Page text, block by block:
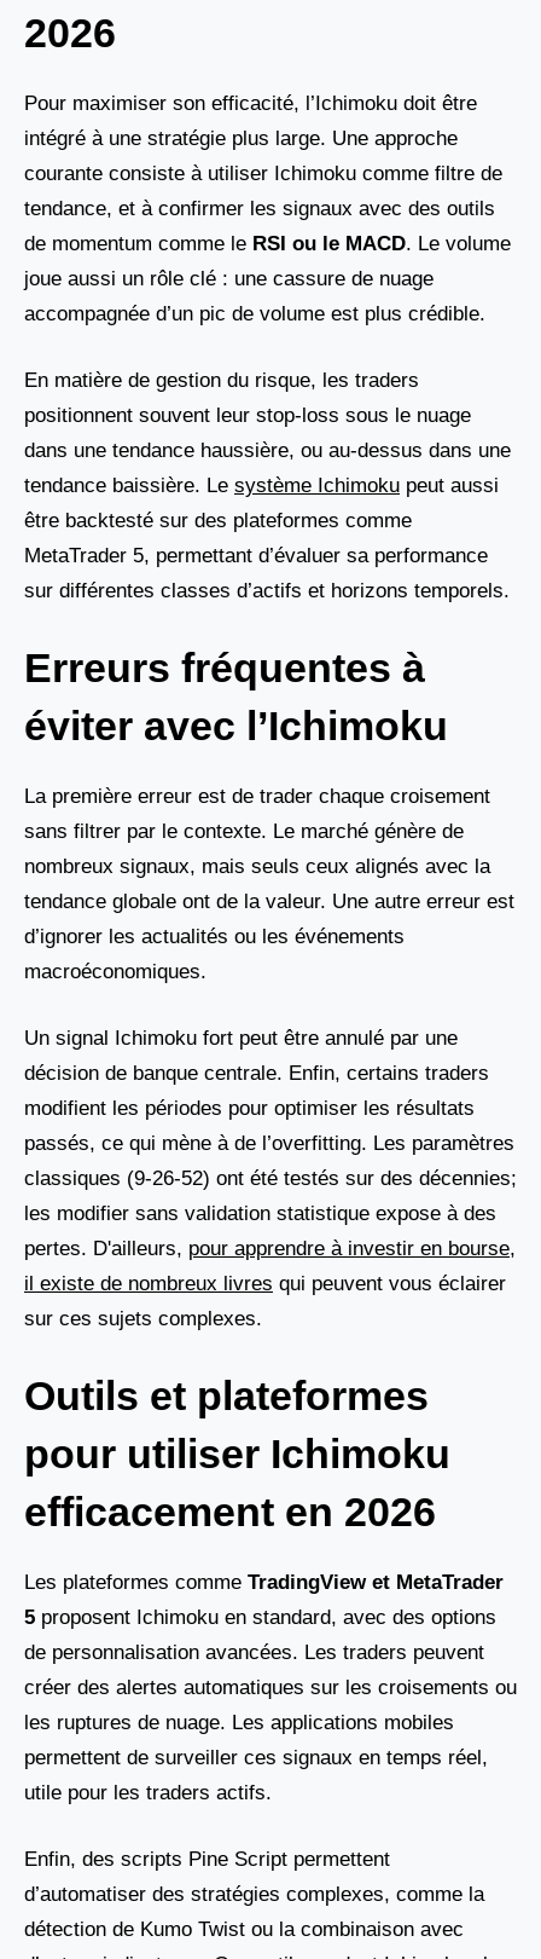
2026
Pour maximiser son efficacité, l’Ichimoku doit être
intégré à une stratégie plus large. Une approche
courante consiste à utiliser Ichimoku comme filtre de
tendance, et à confirmer les signaux avec des outils
de momentum comme le RSI ou le MACD. Le volume
joue aussi un rôle clé : une cassure de nuage
accompagnée d’un pic de volume est plus crédible.
En matière de gestion du risque, les traders
positionnent souvent leur stop-loss sous le nuage
dans une tendance haussière, ou au-dessus dans une
tendance baissière. Le système Ichimoku peut aussi
être backtesté sur des plateformes comme
MetaTrader 5, permettant d’évaluer sa performance
sur différentes classes d’actifs et horizons temporels.
Erreurs fréquentes à
éviter avec l’Ichimoku
La première erreur est de trader chaque croisement
sans filtrer par le contexte. Le marché génère de
nombreux signaux, mais seuls ceux alignés avec la
tendance globale ont de la valeur. Une autre erreur est
d’ignorer les actualités ou les événements
macroéconomiques.
Un signal Ichimoku fort peut être annulé par une
décision de banque centrale. Enfin, certains traders
modifient les périodes pour optimiser les résultats
passés, ce qui mène à de l’overfitting. Les paramètres
classiques (9-26-52) ont été testés sur des décennies;
les modifier sans validation statistique expose à des
pertes. D'ailleurs, pour apprendre à investir en bourse,
il existe de nombreux livres qui peuvent vous éclairer
sur ces sujets complexes.
Outils et plateformes
pour utiliser Ichimoku
efficacement en 2026
Les plateformes comme TradingView et MetaTrader
5 proposent Ichimoku en standard, avec des options
de personnalisation avancées. Les traders peuvent
créer des alertes automatiques sur les croisements ou
les ruptures de nuage. Les applications mobiles
permettent de surveiller ces signaux en temps réel,
utile pour les traders actifs.
Enfin, des scripts Pine Script permettent
d’automatiser des stratégies complexes, comme la
détection de Kumo Twist ou la combinaison avec